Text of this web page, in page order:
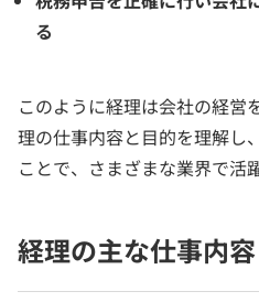
る
このように経理は会社の経営
理の仕事内容と目的を理解し
ことで、さまざまな業界で活
経理の主な仕事内容